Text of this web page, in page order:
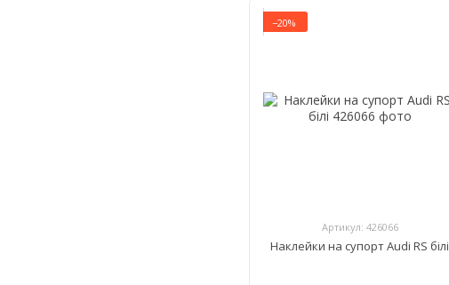
−20%
Артикул: 426066
Наклейки на супорт Audi RS білі